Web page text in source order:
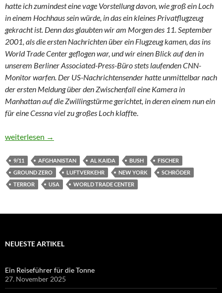
hatte ich zumindest eine vage Vorstellung davon, wie groß ein Loch
in einem Hochhaus sein würde, in das ein kleines Privatflugzeug
gekracht ist. Denn das glaubten wir am Morgen des 11. September
2001, als die ersten Nachrichten über ein Flugzeug kamen, das ins
World Trade Center geflogen war, und wir einen Blick auf den in
unserem Berliner Associated-Press-Büro stets laufenden CNN-
Monitor warfen. Der US-Nachrichtensender hatte unmittelbar nach
der ersten Meldung über den Zwischenfall eine Kamera in
Manhattan auf die Zwillingstürme gerichtet, in deren einem nun ein
für eine Cessna viel zu großes Loch klaffte.
20 Jahre 9/11
weiterlesen →
9/11 AFGHANISTAN AL KAIDA BUSH
FISCHER
GROUND ZERO
LUFTVERKEHR NEW YORK
SCHRÖDER
TERROR
USA WORLD TRADE CENTER
NEUESTE ARTIKEL
Ein Reiseführer für die Tonne
27. November 2025